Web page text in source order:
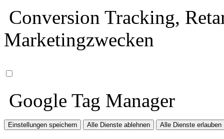
Conversion Tracking,
Marketingzwecken
Google Tag Manager
Einstellungen speichern Alle Dienste ablehnen Alle Dienste erlauben